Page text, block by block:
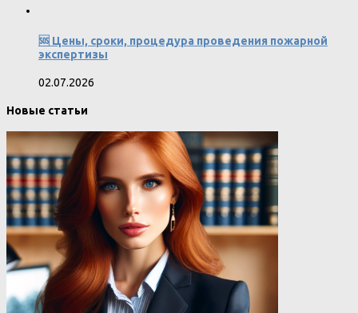
🆘 Цены, сроки, процедура проведения пожарной
экспертизы
02.07.2026
Новые статьи